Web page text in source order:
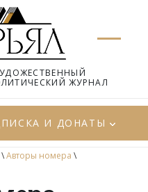
ЖУРНАЛ
И ДОНАТЫ
\Авторы номера \